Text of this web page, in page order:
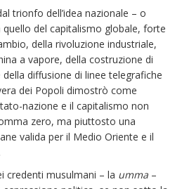
trionfo dell’idea nazionale – o
del capitalismo globale, forte
della rivoluzione industriale,
a vapore, della costruzione di
diffusione di linee telegrafiche
dei Popoli dimostrò come
nazione e il capitalismo non
zero, ma piuttosto una
valida per il Medio Oriente e il
credenti musulmani – la umma –